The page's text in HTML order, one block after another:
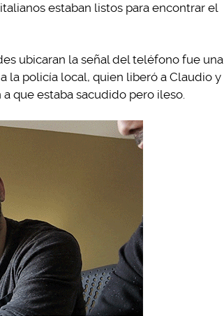
estaban listos para encontrar el
ubicaran la señal del teléfono fue una
la policía local, quien liberó a Claudio y
que estaba sacudido pero ileso.